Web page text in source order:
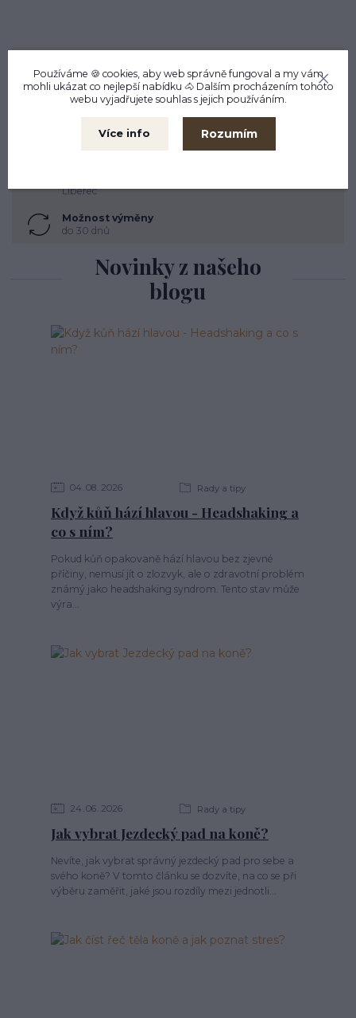
nad 2490 Kč do 27 kg
Expedujeme do 24 h
Zboží testujeme
Co prodáváme, to také používáme
Liberec
Možnost výměny
do 30 dnů
Novinky z našeho
blogu
04 08 2026 Rady a tipy
Když kůň hází hlavou - Headshaking a
co s ním?
Pokud kůň opakovaně hází hlavou bez zjevné
příčiny, nemusí jít o zlozvyk, ale o zdravotní problém
známý jako headshaking syndrom. Tento stav může
výra...
24 06 2026 Rady a tipy
Jak vybrat Jezdecký pad na koně?
Nevíte, jak vybrat správný jezdecký pad pro sebe a
svého koně? V tomto článku se dozvíte, na co se při
výběru zaměřit, jaké jsou rozdíly mezi jednotli...
Používáme 🍪 cookies, aby web správně fungoval a my vám
mohli ukázat co nejlepší nabídku 🐴 Dalším procházením tohoto
webu vyjadřujete souhlas s jejich používáním.
Více info Rozumím